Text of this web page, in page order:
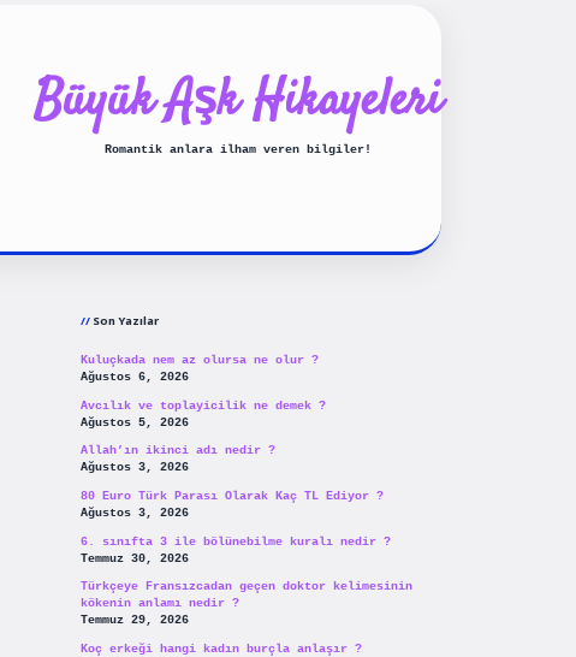
Büyük Aşk Hikayeleri
Romantik anlara ilham veren bilgiler!
Son Yazılar
Kuluçkada nem az olursa ne olur ?
Ağustos 6, 2026
Avcılık ve toplayicilik ne demek ?
Ağustos 5, 2026
Allah’ın ikinci adı nedir ?
Ağustos 3, 2026
80 Euro Türk Parası Olarak Kaç TL Ediyor ?
Ağustos 3, 2026
6. sınıfta 3 ile bölünebilme kuralı nedir ?
Temmuz 30, 2026
Türkçeye Fransızcadan geçen doktor kelimesinin
kökenin anlamı nedir ?
Temmuz 29, 2026
Koç erkeği hangi kadın burçla anlaşır ?